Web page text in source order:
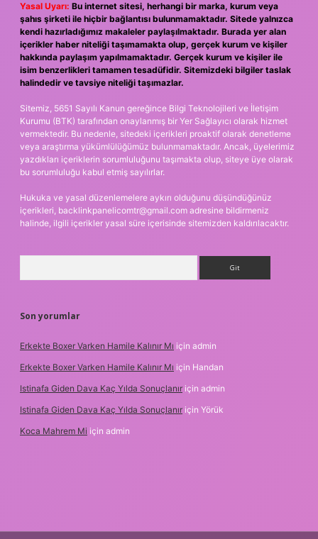
Yasal Uyarı: Bu internet sitesi, herhangi bir marka, kurum veya
şahıs şirketi ile hiçbir bağlantısı bulunmamaktadır. Sitede yalnızca
kendi hazırladığımız makaleler paylaşılmaktadır. Burada yer alan
içerikler haber niteliği taşımamakta olup, gerçek kurum ve kişiler
hakkında paylaşım yapılmamaktadır. Gerçek kurum ve kişiler ile
isim benzerlikleri tamamen tesadüfidir. Sitemizdeki bilgiler taslak
halindedir ve tavsiye niteliği taşımazlar.
Sitemiz, 5651 Sayılı Kanun gereğince Bilgi Teknolojileri ve İletişim
Kurumu (BTK) tarafından onaylanmış bir Yer Sağlayıcı olarak hizmet
vermektedir. Bu nedenle, sitedeki içerikleri proaktif olarak denetleme
veya araştırma yükümlülüğümüz bulunmamaktadır. Ancak, üyelerimiz
yazdıkları içeriklerin sorumluluğunu taşımakta olup, siteye üye olarak
bu sorumluluğu kabul etmiş sayılırlar.
Hukuka ve yasal düzenlemelere aykırı olduğunu düşündüğünüz
içerikleri, backlinkpanelicomtr@gmail.com adresine bildirmeniz
halinde, ilgili içerikler yasal süre içerisinde sitemizden kaldırılacaktır.
Son yorumlar
Erkekte Boxer Varken Hamile Kalınır Mı için admin
Erkekte Boxer Varken Hamile Kalınır Mı için Handan
Istinafa Giden Dava Kaç Yılda Sonuçlanır için admin
Istinafa Giden Dava Kaç Yılda Sonuçlanır için Yörük
Koca Mahrem Mi için admin